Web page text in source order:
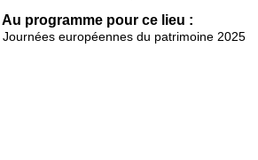
Au programme pour ce lieu :
Journées européennes du patrimoine 2025